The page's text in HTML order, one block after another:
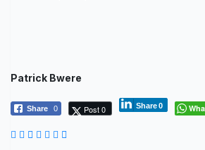
Patrick Bwere
Share 0 Post 0 Share0